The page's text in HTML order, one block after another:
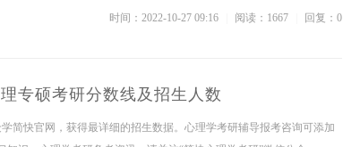
时间：2022-10-27 09:16 阅读：1667 回复：0
专硕考研分数线及招生人数
简快官网，获得最详细的招生数据。心理学考研辅导报考咨询可添加